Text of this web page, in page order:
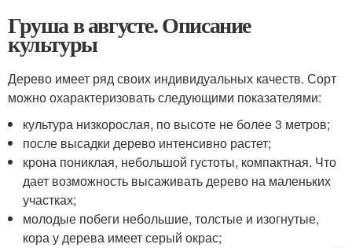
Груша в августе. Описание
культуры
Дерево имеет ряд своих индивидуальных качеств. Сорт
можно охарактеризовать следующими показателями:
культура низкорослая, по высоте не более 3 метров;
после высадки дерево интенсивно растет;
крона пониклая, небольшой густоты, компактная. Что
дает возможность высаживать дерево на маленьких
участках;
молодые побеги небольшие, толстые и изогнутые,
кора у дерева имеет серый окрас;